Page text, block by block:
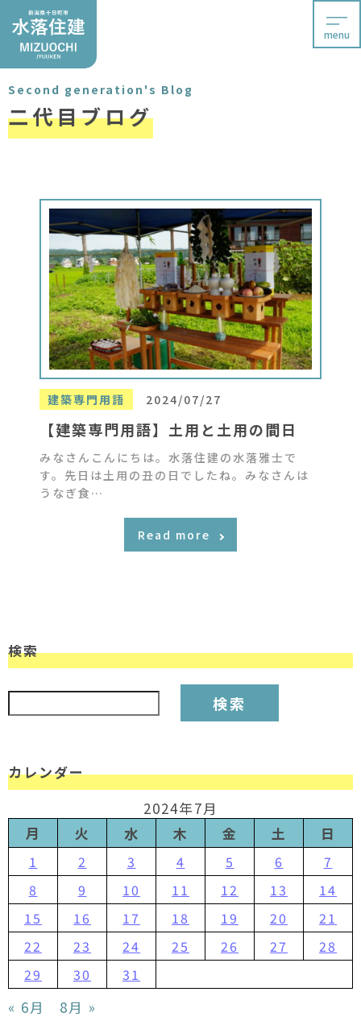
menu
Second generation's Blog
二代目ブログ
建築専門用語 2024/07/27
【建築専門用語】土用と土用の間日
みなさんこんにちは。水落住建の水落雅士で
す。先日は土用の丑の日でしたね。みなさんは
うなぎ食…
Read more
検索
検索:
カレンダー
2024年7月
月
火 水 木 金 土 日
1 2 3 4 5 6
7
8
9 10 11 12 13
14
15
16 17 18 19 20
21
22
23 24 25 26 27
28
29
30 31
« 6月 8月 »